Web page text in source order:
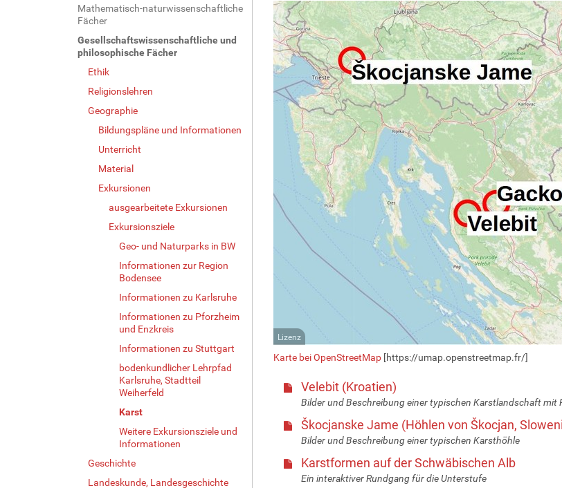
Mathematisch-naturwissenschaftliche
Fächer
Gesellschaftswissenschaftliche und
philosophische Fächer
Ethik
Religionslehren
Geographie
Bildungspläne und Informationen
Unterricht
Material
Exkursionen
ausgearbeitete Exkursionen
Exkursionsziele
Geo- und Naturparks in BW
Informationen zur Region
Bodensee
Informationen zu Karlsruhe
Informationen zu Pforzheim
und Enzkreis
Informationen zu Stuttgart
bodenkundlicher Lehrpfad
Karlsruhe, Stadtteil
Weiherfeld
Karst
Weitere Exkursionsziele und
Informationen
Geschichte
Landeskunde, Landesgeschichte
Lizenz
Karte bei OpenStreetMap[https://umap.openstreetmap.fr/]
Velebit (Kroatien)
Bilder und Beschreibung einer typischen Karstlandschaft mit
Škocjanske Jame (Höhlen von Škocjan,
Bilder und Beschreibung einer typischen Karsthöhle
Karstformen auf der Schwäbischen Alb
Ein interaktiver Rundgang für die Unterstufe